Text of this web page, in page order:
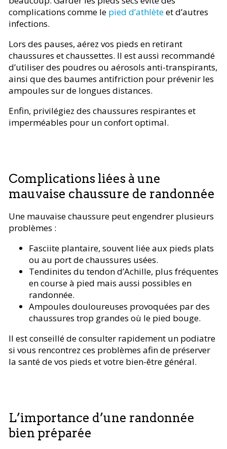
complications comme le pied d’athlèteet d’autres
infections.
Lors des pauses, aérez vos pieds en retirant
chaussures et chaussettes. Il est aussi recommandé
d’utiliser des poudres ou aérosols anti-transpirants,
ainsi que des baumes antifriction pour prévenir les
ampoules sur de longues distances.
Enfin, privilégiez des chaussures respirantes et
imperméables pour un confort optimal.
Complications liées à une
mauvaise chaussure de randonnée
Une mauvaise chaussure peut engendrer plusieurs
problèmes :
Fasciite plantaire, souvent liée aux pieds plats
ou au port de chaussures usées.
Tendinites du tendon d’Achille, plus fréquentes
en course à pied mais aussi possibles en
randonnée.
Ampoules douloureuses provoquées par des
chaussures trop grandes où le pied bouge.
Il est conseillé de consulter rapidement un podiatre
si vous rencontrez ces problèmes afin de préserver
la santé de vos pieds et votre bien-être général.
L’importance d’une randonnée
bien préparée